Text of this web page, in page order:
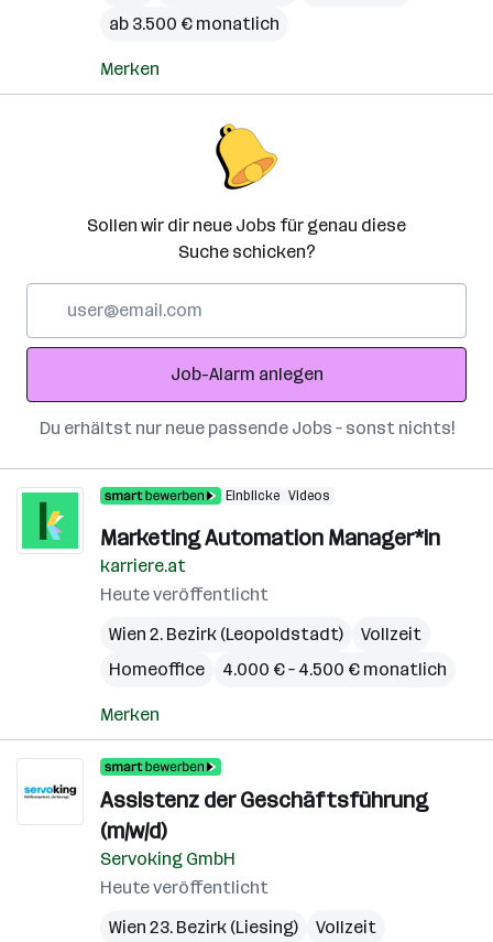
ab 3.500 € monatlich
Merken
Sollen wir dir neue Jobs für genau diese
Suche schicken?
Adresse
Job-Alarm anlegen
Du erhältst nur neue passende Jobs – sonst nichts!
Einblicke Videos
Marketing Automation Manager*in
karriere.at
Heute veröffentlicht
Wien 2. Bezirk (Leopoldstadt)
Vollzeit
Homeoffice
4.000 € – 4.500 € monatlich
Merken
Assistenz der Geschäftsführung
(m/w/d)
Servoking GmbH
Heute veröffentlicht
Wien 23. Bezirk (Liesing)
Vollzeit